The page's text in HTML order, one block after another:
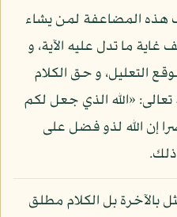
هذه المضاعفة لمن يشاء
ما تدل عليه الآية، و
التعليل، و حق الكلام
«الله الذي جعل لكم
إن الله لذو فضل على
بالآخرة بل الكلام مطلق